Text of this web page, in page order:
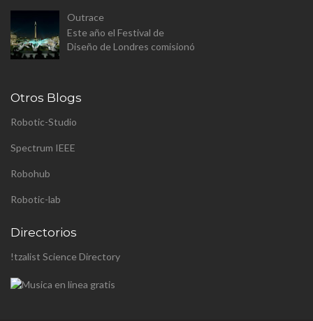
(aunque a este paso sera
proyecto personal). Se trata
de constr...
Outrace
Este año el Festival de
Diseño de Londres comisionó
pública p...
Otros Blogs
Robotic-Studio
Spectrum IEEE
Robohub
Robotic-lab
Directorios
!tzalist Science Directory